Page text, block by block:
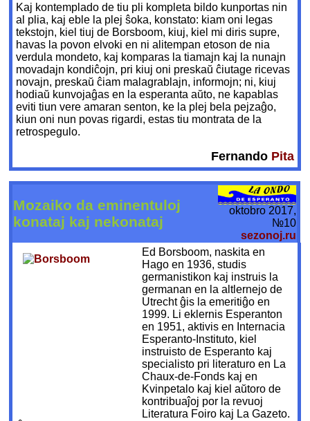
Kaj kontemplado de tiu pli kompleta bildo kunportas nin
al plia, kaj eble la plej ŝoka, konstato: kiam oni legas
tekstojn, kiel tiuj de Borsboom, kiuj, kiel mi diris supre,
havas la povon elvoki en ni alitempan etoson de nia
verdula mondeto, kaj komparas la tiamajn kaj la nunajn
movadajn kondiĉojn, pri kiuj oni preskaŭ ĉiutage ricevas
novajn, preskaŭ ĉiam malagrablajn, informojn; ni, kiuj
hodiaŭ kunvojaĝas en la esperanta aŭto, ne kapablas
eviti tiun vere amaran senton, ke la plej bela pejzaĝo,
kiun oni nun povas rigardi, estas tiu montrata de la
retrospegulo.
Fernando Pita
Mozaiko da eminentuloj
konataj kaj nekonataj
oktobro 2017,
№10
sezonoj.ru
Ed Borsboom, naskita en
Hago en 1936, studis
germanistikon kaj instruis la
germanan en la altlernejo de
Utrecht ĝis la emeritiĝo en
1999. Li eklernis Esperanton
en 1951, aktivis en Internacia
Esperanto-Instituto, kiel
instruisto de Esperanto kaj
specialisto pri literaturo en La
Chaux-de-Fonds kaj en
Kvinpetalo kaj kiel aŭtoro de
kontribuaĵoj por la revuoj
Literatura Foiro kaj La Gazeto.